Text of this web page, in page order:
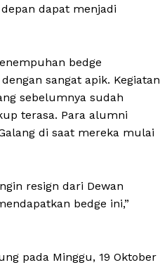
dapat menjadi
bedge
sangat apik. Kegiatan
sebelumnya sudah
terasa. Para alumni
di saat mereka mulai
resign dari Dewan
bedge ini,”
pada Minggu, 19 Oktober